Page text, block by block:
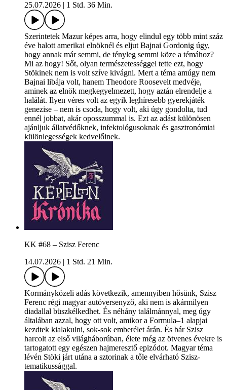
25.07.2026
1 Std. 36 Min.
Szerintetek Mazur képes arra, hogy elindul egy több mint száz
éve halott amerikai elnöknél és eljut Bajnai Gordonig úgy,
hogy annak már semmi, de tényleg semmi köze a témához?
Mi az hogy! Sőt, olyan természetességgel tette ezt, hogy
Stökinek nem is volt szíve kivágni. Mert a téma amúgy nem
Bajnai libája volt, hanem Theodore Roosevelt medvéje,
aminek az elnök megkegyelmezett, hogy aztán elrendelje a
halálát. Ilyen véres volt az egyik leghíresebb gyerekjáték
genezise – nem is csoda, hogy volt, aki úgy gondolta, tud
ennél jobbat, akár oposszummal is. Ezt az adást különösen
ajánljuk állatvédőknek, infektológusoknak és gasztronómiai
különlegességek kedvelőinek.
KK #68 – Szisz Ferenc
14.07.2026
1 Std. 21 Min.
Kormányközeli adás következik, amennyiben hősünk, Szisz
Ferenc régi magyar autóversenyző, aki nem is akármilyen
diadallal büszkélkedhet. És néhány találmánnyal, meg úgy
általában azzal, hogy ott volt, amikor a Formula–1 alapjai
kezdtek kialakulni, sok-sok emberélet árán. És bár Szisz
harcolt az első világháborúban, élete még az ötvenes évekre is
tartogatott egy egészen hajmeresztő epizódot. Magyar téma
lévén Stöki járt utána a sztorinak a tőle elvárható Szisz-
tematikussággal.